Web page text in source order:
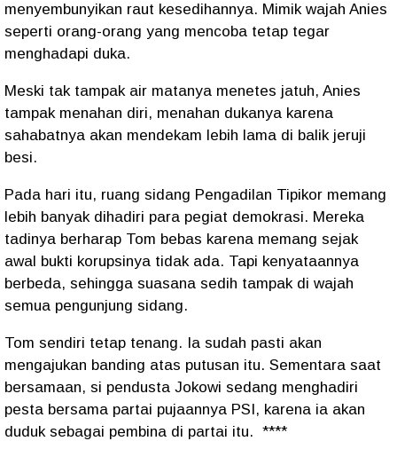
menyembunyikan raut kesedihannya. Mimik wajah Anies
seperti orang-orang yang mencoba tetap tegar
menghadapi duka.
Meski tak tampak air matanya menetes jatuh, Anies
tampak menahan diri, menahan dukanya karena
sahabatnya akan mendekam lebih lama di balik jeruji
besi.
Pada hari itu, ruang sidang Pengadilan Tipikor memang
lebih banyak dihadiri para pegiat demokrasi. Mereka
tadinya berharap Tom bebas karena memang sejak
awal bukti korupsinya tidak ada. Tapi kenyataannya
berbeda, sehingga suasana sedih tampak di wajah
semua pengunjung sidang.
Tom sendiri tetap tenang. Ia sudah pasti akan
mengajukan banding atas putusan itu. Sementara saat
bersamaan, si pendusta Jokowi sedang menghadiri
pesta bersama partai pujaannya PSI, karena ia akan
duduk sebagai pembina di partai itu. ****